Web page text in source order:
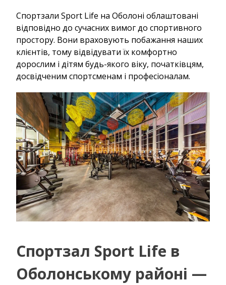
Спортзали Sport Life на Оболоні облаштовані
відповідно до сучасних вимог до спортивного
простору. Вони враховують побажання наших
клієнтів, тому відвідувати їх комфортно
дорослим і дітям будь-якого віку, початківцям,
досвідченим спортсменам і професіоналам.
Спортзал Sport Life в
Оболонському районі —